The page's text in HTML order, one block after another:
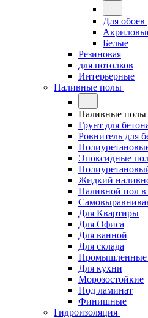
Для обоев
Белые
Резиновая
для потолков
Интерьерные
Наливные полы
Наливные полы
Грунт для
Ровнитель для
Эпоксидные
Жидкий
Наливной пол в
Для Квартиры
Для Офиса
Для ванной
Для склада
Промышленные
Для кухни
Морозостойкие
Под ламинат
Финишные
Гидроизоляция